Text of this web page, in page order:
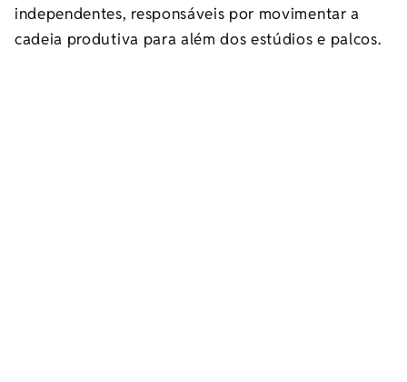
independentes, responsáveis por movimentar a
cadeia produtiva para além dos estúdios e palcos.